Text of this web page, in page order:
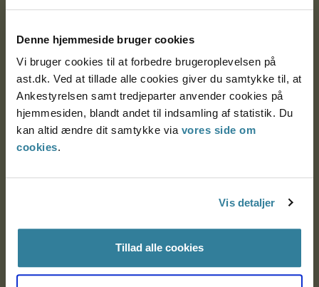
Denne hjemmeside bruger cookies
Vi bruger cookies til at forbedre brugeroplevelsen på
ast.dk. Ved at tillade alle cookies giver du samtykke til, at
Ankestyrelsen samt tredjeparter anvender cookies på
hjemmesiden, blandt andet til indsamling af statistik. Du
kan altid ændre dit samtykke via vores side om
cookies.
Vis detaljer
Tillad alle cookies
Ankestyrelsen
Postadresse:
Nytorv 7, 2. sal
9000 Aalborg
Ankestyrelsen Aalborg
Ankestyrelsen København